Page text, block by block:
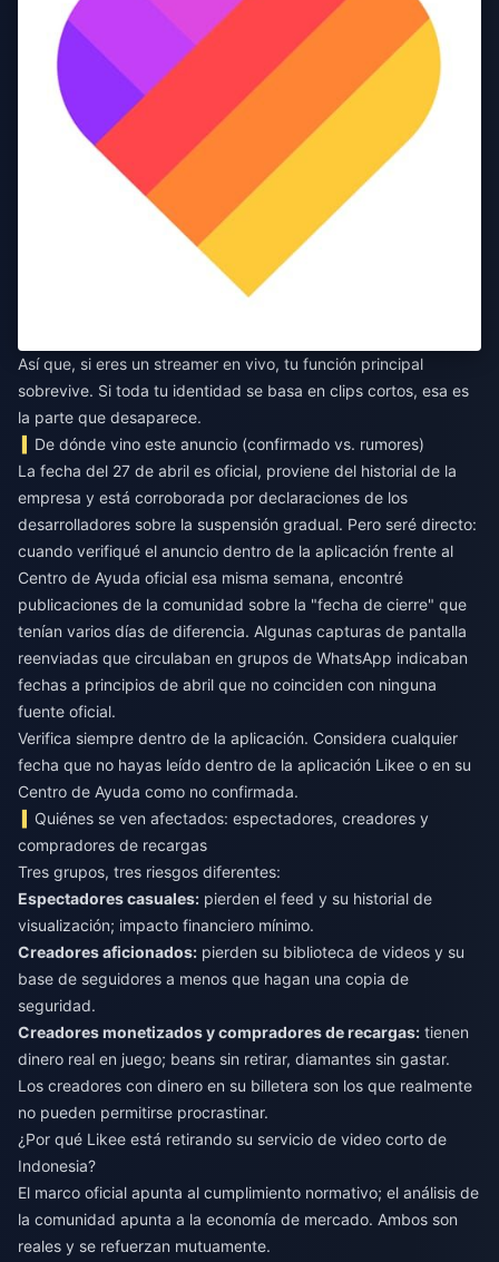
Así que, si eres un streamer en vivo, tu función principal
sobrevive. Si toda tu identidad se basa en clips cortos, esa es
la parte que desaparece.
De dónde vino este anuncio (confirmado vs. rumores)
La fecha del 27 de abril es oficial, proviene del historial de la
empresa y está corroborada por declaraciones de los
desarrolladores sobre la suspensión gradual. Pero seré directo:
cuando verifiqué el anuncio dentro de la aplicación frente al
Centro de Ayuda oficial esa misma semana, encontré
publicaciones de la comunidad sobre la "fecha de cierre" que
tenían varios días de diferencia. Algunas capturas de pantalla
reenviadas que circulaban en grupos de WhatsApp indicaban
fechas a principios de abril que no coinciden con ninguna
fuente oficial.
Verifica siempre dentro de la aplicación. Considera cualquier
fecha que no hayas leído dentro de la aplicación Likee o en su
Centro de Ayuda como no confirmada.
Quiénes se ven afectados: espectadores, creadores y
compradores de recargas
Tres grupos, tres riesgos diferentes:
Espectadores casuales: pierden el feed y su historial de
visualización; impacto financiero mínimo.
Creadores aficionados: pierden su biblioteca de videos y su
base de seguidores a menos que hagan una copia de
seguridad.
Creadores monetizados y compradores de recargas: tienen
dinero real en juego; beans sin retirar, diamantes sin gastar.
Los creadores con dinero en su billetera son los que realmente
no pueden permitirse procrastinar.
¿Por qué Likee está retirando su servicio de video corto de
Indonesia?
El marco oficial apunta al cumplimiento normativo; el análisis de
la comunidad apunta a la economía de mercado. Ambos son
reales y se refuerzan mutuamente.